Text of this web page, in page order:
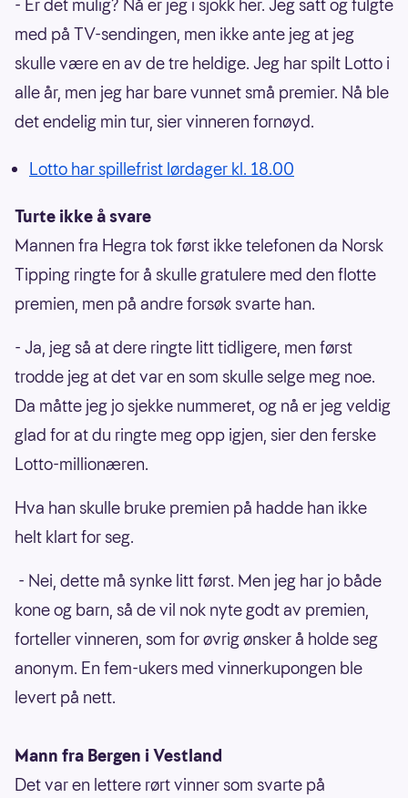
- Er det mulig? Nå er jeg i sjokk her. Jeg satt og fulgte
med på TV-sendingen, men ikke ante jeg at jeg
skulle være en av de tre heldige. Jeg har spilt Lotto i
alle år, men jeg har bare vunnet små premier. Nå ble
det endelig min tur, sier vinneren fornøyd.
Lotto har spillefrist lørdager kl. 18.00
Turte ikke å svare
Mannen fra Hegra tok først ikke telefonen da Norsk
Tipping ringte for å skulle gratulere med den flotte
premien, men på andre forsøk svarte han.
- Ja, jeg så at dere ringte litt tidligere, men først
trodde jeg at det var en som skulle selge meg noe.
Da måtte jeg jo sjekke nummeret, og nå er jeg veldig
glad for at du ringte meg opp igjen, sier den ferske
Lotto-millionæren.
Hva han skulle bruke premien på hadde han ikke
helt klart for seg.
- Nei, dette må synke litt først. Men jeg har jo både
kone og barn, så de vil nok nyte godt av premien,
forteller vinneren, som for øvrig ønsker å holde seg
anonym. En fem-ukers med vinnerkupongen ble
levert på nett.
Mann fra Bergen i Vestland
Det var en lettere rørt vinner som svarte på